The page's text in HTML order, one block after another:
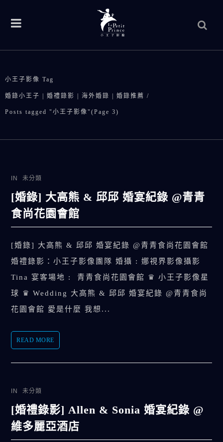
小王子影像 Tag
婚錄小王子 | 婚禮錄影 | 海外婚錄 | 婚錄推薦 /
Posts tagged "小王子影像" (Page 3)
IN 未分類
[婚錄] 大高熊 & 邱邱 婚宴紀錄 @青青
食尚花園會館
[婚錄] 大高熊 & 邱邱 婚宴紀錄 @青青食尚花園會館
婚禮錄影：小王子影像團隊 婚攝 : 娜視界影像攝影
Tina 宴客場地 : 青青食尚花園會館 ♛ 小王子影像星
球 ♛ Wedding 大高熊 & 邱邱 婚宴紀錄 @青青食尚
花園會館 愛是什麼 我想...
READ MORE
IN 未分類
[婚禮錄影] Allen & Sonia 婚宴紀錄 @
維多麗亞酒店